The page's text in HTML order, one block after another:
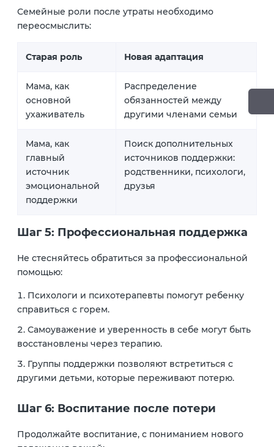
Семейные роли после утраты необходимо
переосмыслить:
Старая роль Новая адаптация
Мама, как
основной
ухаживатель
Распределение
обязанностей между
другими членами семьи
Мама, как
главный
источник
эмоциональной
поддержки
Поиск дополнительных
источников поддержки:
родственники, психологи,
друзья
Шаг 5: Профессиональная поддержка
Не стесняйтесь обратиться за профессиональной
помощью:
Психологи и психотерапевты помогут ребенку
справиться с горем.
Самоуважение и уверенность в себе могут быть
восстановлены через терапию.
Группы поддержки позволяют встретиться с
другими детьми, которые переживают потерю.
Шаг 6: Воспитание после потери
Продолжайте воспитание, с пониманием нового